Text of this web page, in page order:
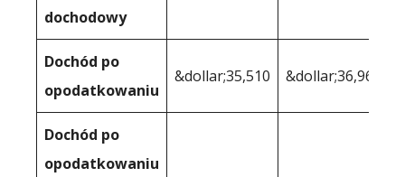
dochodowy
Dochód po
opodatkowaniu
&dollar;35,510 &dollar;36,960
Dochód po
opodatkowaniu